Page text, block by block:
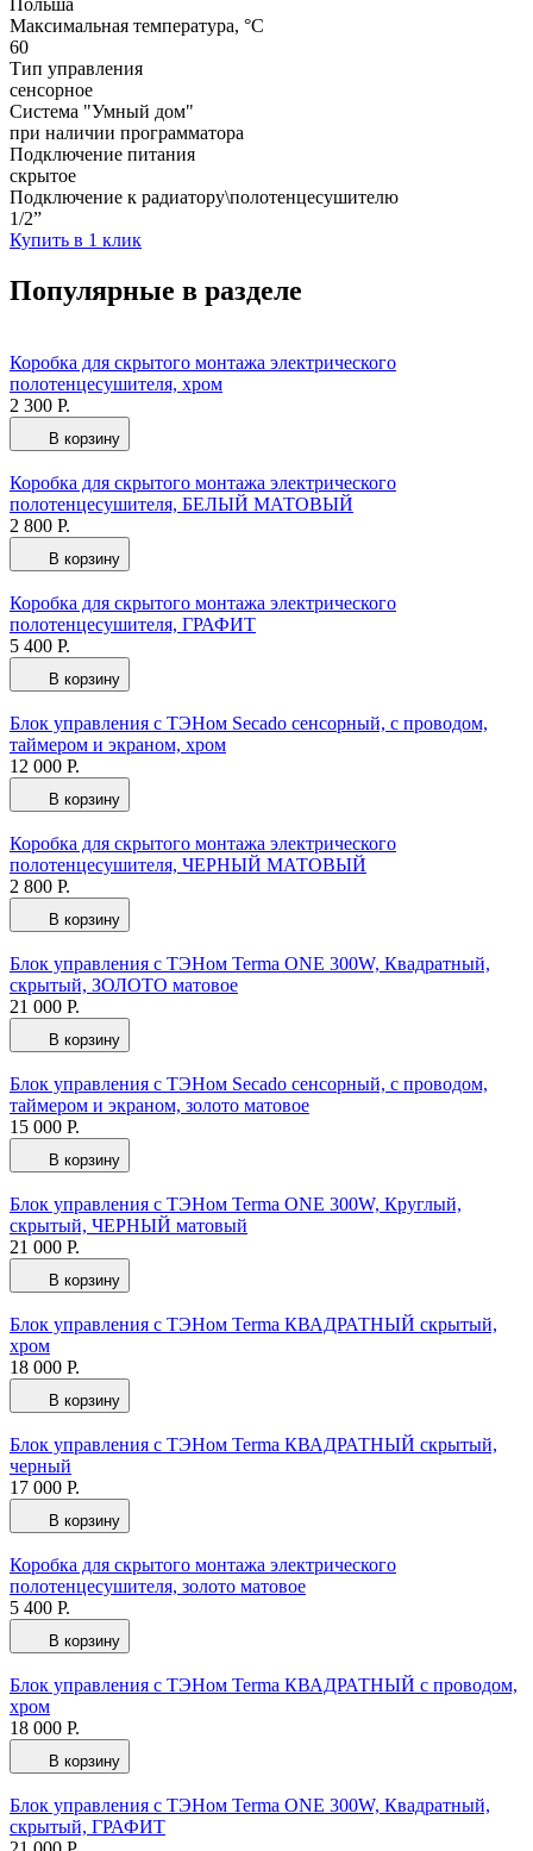
Максимальная температура, °C
60
Тип управления
сенсорное
Система "Умный дом"
при наличии программатора
Подключение питания
скрытое
Подключение к радиатору\полотенцесушителю
1/2”
Купить в 1 клик
Популярные в разделе
Коробка для скрытого монтажа электрического
полотенцесушителя, хром
2 300 Р.
В корзину
Коробка для скрытого монтажа электрического
полотенцесушителя, БЕЛЫЙ МАТОВЫЙ
2 800 Р.
В корзину
Коробка для скрытого монтажа электрического
полотенцесушителя, ГРАФИТ
5 400 Р.
В корзину
Блок управления с ТЭНом Secado сенсорный, с проводом,
таймером и экраном, хром
12 000 Р.
В корзину
Коробка для скрытого монтажа электрического
полотенцесушителя, ЧЕРНЫЙ МАТОВЫЙ
2 800 Р.
В корзину
Блок управления с ТЭНом Terma ONE 300W, Квадратный,
скрытый, ЗОЛОТО матовое
21 000 Р.
В корзину
Блок управления с ТЭНом Secado сенсорный, с проводом,
таймером и экраном, золото матовое
15 000 Р.
В корзину
Блок управления с ТЭНом Terma ONE 300W, Круглый,
скрытый, ЧЕРНЫЙ матовый
21 000 Р.
В корзину
Блок управления с ТЭНом Terma КВАДРАТНЫЙ скрытый,
хром
18 000 Р.
В корзину
Блок управления с ТЭНом Terma КВАДРАТНЫЙ скрытый,
черный
17 000 Р.
В корзину
Коробка для скрытого монтажа электрического
полотенцесушителя, золото матовое
5 400 Р.
В корзину
Блок управления с ТЭНом Terma КВАДРАТНЫЙ с проводом,
хром
18 000 Р.
В корзину
Блок управления с ТЭНом Terma ONE 300W, Квадратный,
скрытый, ГРАФИТ